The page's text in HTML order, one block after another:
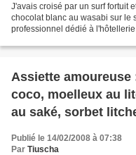
J'avais croisé par un surf fortuit
chocolat blanc au wasabi sur le
professionnel dédié à
Assiette
coco, moelleux au
au saké, sorbet
Publié le 14/02/2008 à 07:38
Par Tiuscha